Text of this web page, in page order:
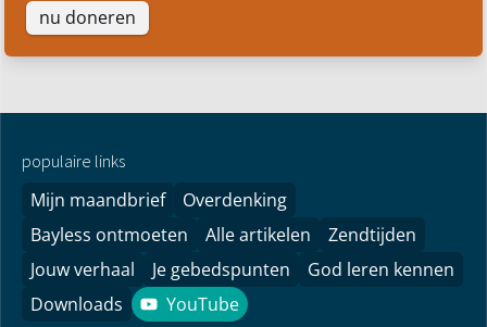
nu doneren
populaire links
Mijn maandbrief
Overdenking
Bayless ontmoeten
Alle artikelen
Zendtijden
Jouw verhaal
Je gebedspunten
God leren kennen
Downloads
YouTube
YouTube